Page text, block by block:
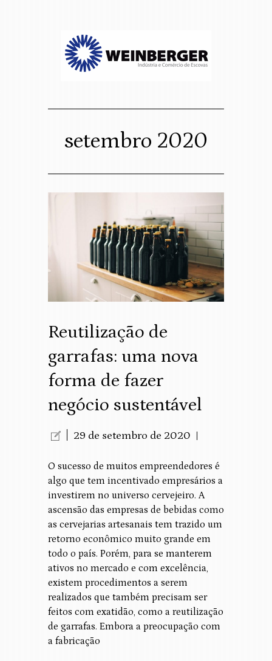
setembro 2020
Reutilização de
garrafas: uma nova
forma de fazer
negócio sustentável
29 de setembro de 2020
O sucesso de muitos empreendedores é
algo que tem incentivado empresários a
investirem no universo cervejeiro. A
ascensão das empresas de bebidas como
as cervejarias artesanais tem trazido um
retorno econômico muito grande em
todo o país. Porém, para se manterem
ativos no mercado e com excelência,
existem procedimentos a serem
realizados que também precisam ser
feitos com exatidão, como a reutilização
de garrafas. Embora a preocupação com
a fabricação